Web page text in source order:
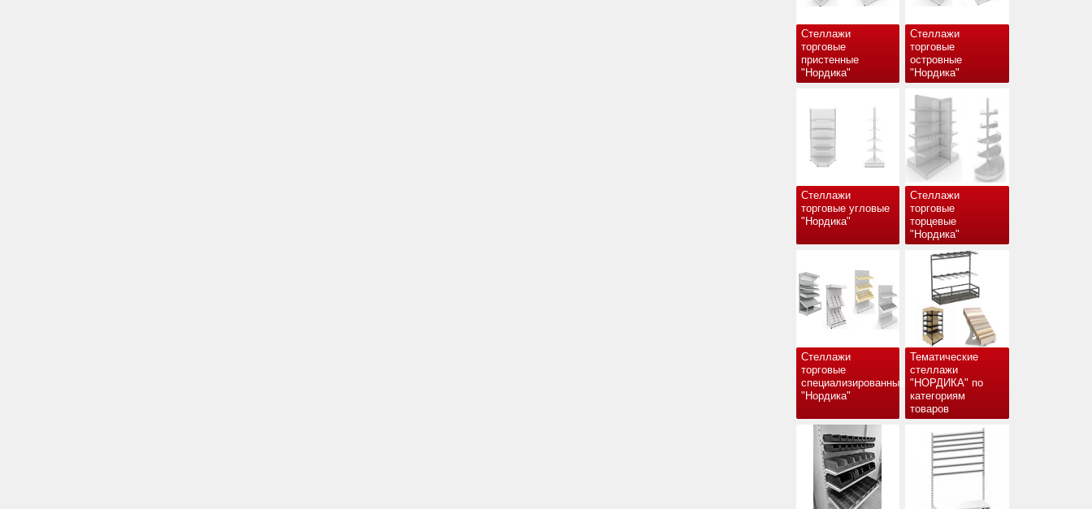
Стеллажи
торговые
пристенные
"Нордика"
Стеллажи
торговые
островные
"Нордика"
Стеллажи
торговые угловые
"Нордика"
Стеллажи
торговые
торцевые
"Нордика"
Стеллажи
торговые
специализированные
"Нордика"
Тематические
стеллажи
"НОРДИКА" по
категориям
товаров